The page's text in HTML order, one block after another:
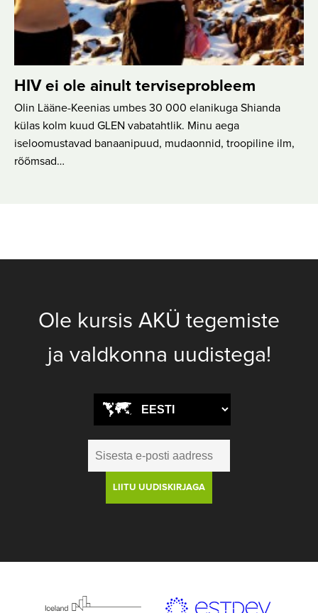
HIV ei ole ainult terviseprobleem
Olin Lääne-Keenias umbes 30 000 elanikuga Shianda
külas kolm kuud GLEN vabatahtlik. Minu aega
iseloomustavad banaanipuud, mudaonnid, troopiline ilm,
rõõmsad…
Ole kursis AKÜ tegemiste
ja valdkonna uudistega!